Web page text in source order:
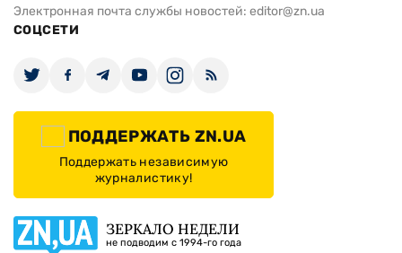
Электронная почта службы новостей: editor@zn.ua
СОЦСЕТИ
ПОДДЕРЖАТЬ ZN.UA
Поддержать независимую
журналистику!
ЗЕРКАЛО НЕДЕЛИ
не подводим с 1994-го года